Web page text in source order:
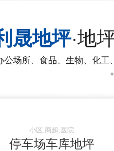
晟地坪·地
公场所、食品、生物、化
小区,商超,医院
停车场车库地坪